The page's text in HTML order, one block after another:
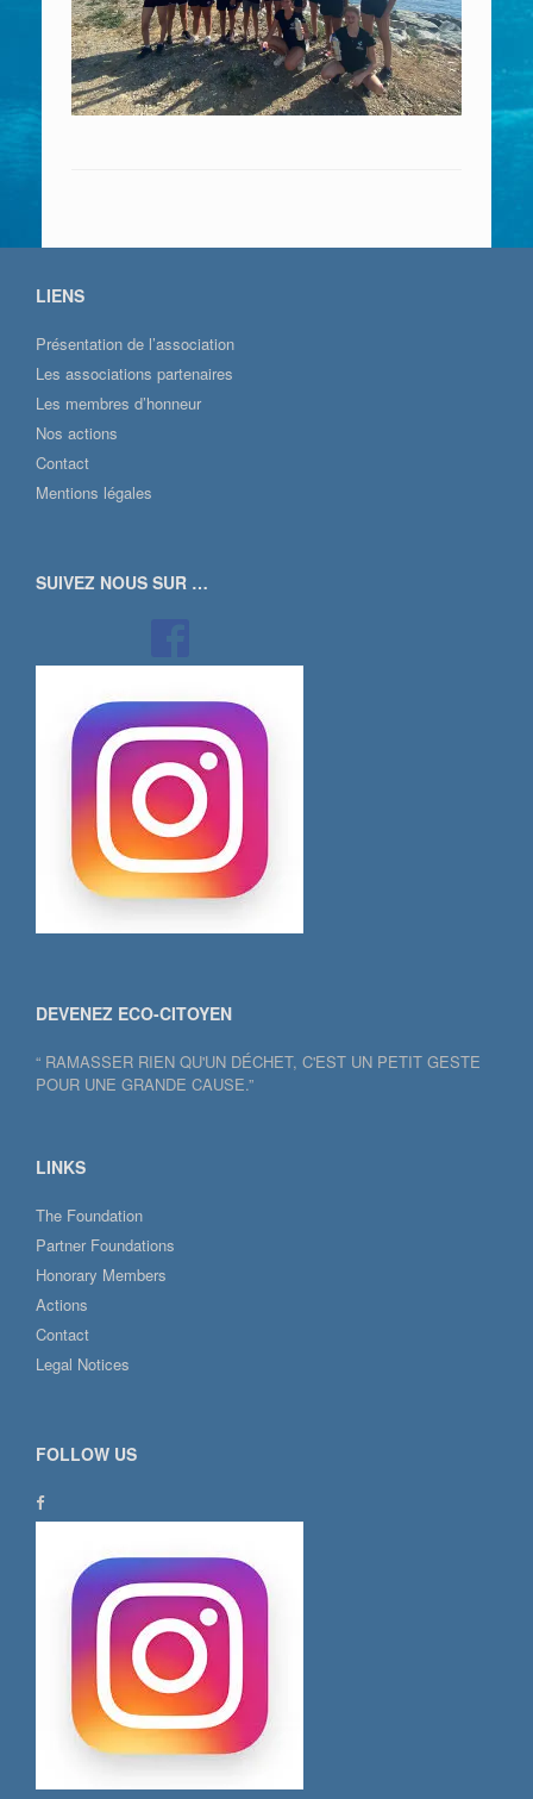
LIENS
Présentation de l’association
Les associations partenaires
Les membres d’honneur
Nos actions
Contact
Mentions légales
SUIVEZ NOUS SUR …
DEVENEZ ECO-CITOYEN
“ RAMASSER RIEN QU'UN DÉCHET, C'EST UN PETIT GESTE
POUR UNE GRANDE CAUSE.”
LINKS
The Foundation
Partner Foundations
Honorary Members
Actions
Contact
Legal Notices
FOLLOW US